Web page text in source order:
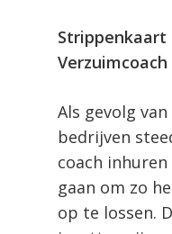
Strippenkaart
Verzuimcoach
Als gevolg
bedrijven
coach
gaan om zo
op te lossen.